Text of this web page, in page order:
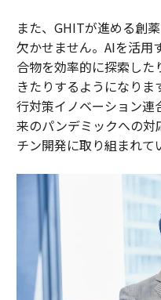
また、GHITが進める創
欠かせません。AIを活用
合物を効率的に探索した
きたりするようになりま
行対策イノベーション連
来のパンデミックへの対
チン開発に取り組まれて